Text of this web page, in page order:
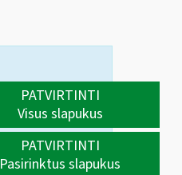
PATVIRTINTI
Visus slapukus
PATVIRTINTI
Pasirinktus slapukus